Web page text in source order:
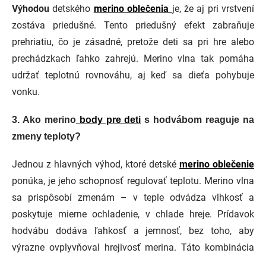
Výhodou detského merino oblečenia je, že aj pri vrstvení
zostáva priedušné. Tento priedušný efekt zabraňuje
prehriatiu, čo je zásadné, pretože deti sa pri hre alebo
prechádzkach ľahko zahrejú. Merino vlna tak pomáha
udržať teplotnú rovnováhu, aj keď sa dieťa pohybuje
vonku.
3. Ako merinobody pre deti s hodvábom reaguje na
zmeny teploty?
Jednou z hlavných výhod, ktoré detské merino oblečenie
ponúka, je jeho schopnosť regulovať teplotu. Merino vlna
sa prispôsobí zmenám – v teple odvádza vlhkosť a
poskytuje mierne ochladenie, v chlade hreje. Prídavok
hodvábu dodáva ľahkosť a jemnosť, bez toho, aby
výrazne ovplyvňoval hrejivosť merina. Táto kombinácia